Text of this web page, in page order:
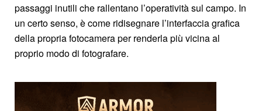
passaggi inutili che rallentano l’operatività sul campo. In
un certo senso, è come ridisegnare l’interfaccia grafica
della propria fotocamera per renderla più vicina al
proprio modo di fotografare.